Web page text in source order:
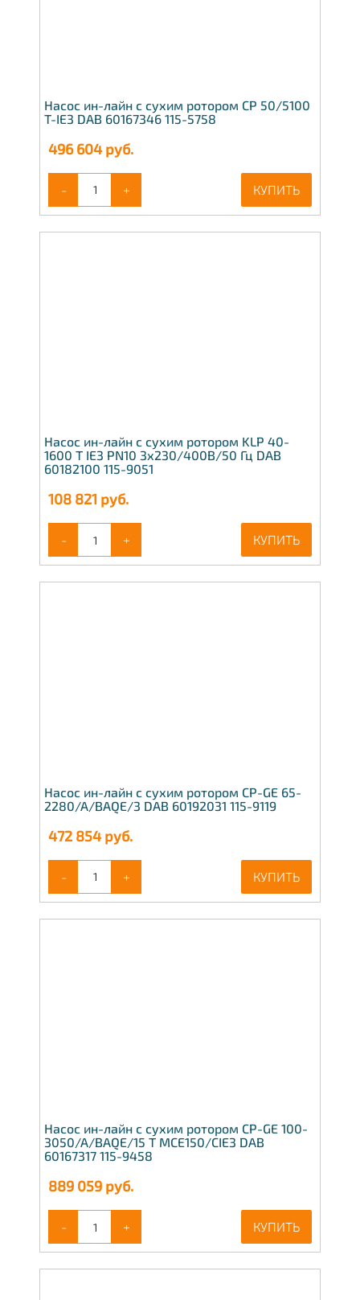
Насос ин-лайн с сухим ротором CP 50/5100
T-IE3 DAB 60167346 115-5758
496 604руб.
- + КУПИТЬ
Насос ин-лайн с сухим ротором KLP 40-
1600 T IE3 PN10 3х230/400В/50 Гц DAB
60182100 115-9051
108 821 руб.
- + КУПИТЬ
Насос ин-лайн с сухим ротором CP-GE 65-
2280/A/BAQE/3 DAB 60192031 115-9119
472 854руб.
- + КУПИТЬ
Насос ин-лайн с сухим ротором CP-GE 100-
3050/A/BAQE/15 T MCE150/CIE3 DAB
60167317 115-9458
889 059 руб.
- + КУПИТЬ